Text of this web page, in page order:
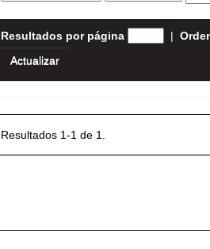
Resultados por página |
Resultados 1-1 de 1.